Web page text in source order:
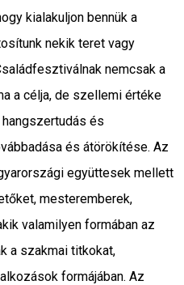
kialakuljon bennük a
nekik teret vagy
nemcsak a
a célja, de szellemi értéke
és
és átörökítése. Az
együttesek mellett
mesteremberek,
valamilyen formában az
a szakmai titkokat,
formájában. Az